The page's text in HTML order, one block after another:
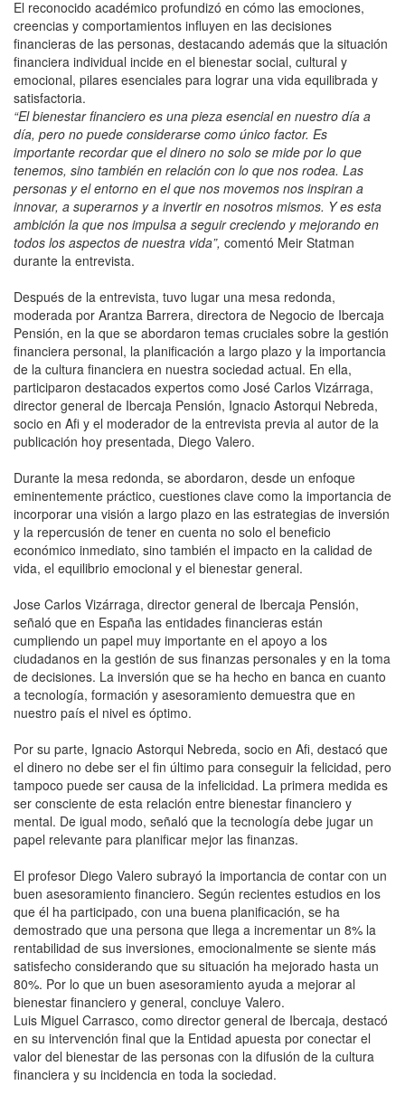
El reconocido académico profundizó en cómo las emociones,
creencias y comportamientos influyen en las decisiones
financieras de las personas, destacando además que la situación
financiera individual incide en el bienestar social, cultural y
emocional, pilares esenciales para lograr una vida equilibrada y
satisfactoria.
“El bienestar financiero es una pieza esencial en nuestro día a
día, pero no puede considerarse como único factor. Es
importante recordar que el dinero no solo se mide por lo que
tenemos, sino también en relación con lo que nos rodea. Las
personas y el entorno en el que nos movemos nos inspiran a
innovar, a superarnos y a invertir en nosotros mismos. Y es esta
ambición la que nos impulsa a seguir creciendo y mejorando en
todos los aspectos de nuestra vida”, comentó Meir Statman
durante la entrevista.
Después de la entrevista, tuvo lugar una mesa redonda,
moderada por Arantza Barrera, directora de Negocio de Ibercaja
Pensión, en la que se abordaron temas cruciales sobre la gestión
financiera personal, la planificación a largo plazo y la importancia
de la cultura financiera en nuestra sociedad actual. En ella,
participaron destacados expertos como José Carlos Vizárraga,
director general de Ibercaja Pensión, Ignacio Astorqui Nebreda,
socio en Afi y el moderador de la entrevista previa al autor de la
publicación hoy presentada, Diego Valero.
Durante la mesa redonda, se abordaron, desde un enfoque
eminentemente práctico, cuestiones clave como la importancia de
incorporar una visión a largo plazo en las estrategias de inversión
y la repercusión de tener en cuenta no solo el beneficio
económico inmediato, sino también el impacto en la calidad de
vida, el equilibrio emocional y el bienestar general.
Jose Carlos Vizárraga, director general de Ibercaja Pensión,
señaló que en España las entidades financieras están
cumpliendo un papel muy importante en el apoyo a los
ciudadanos en la gestión de sus finanzas personales y en la toma
de decisiones. La inversión que se ha hecho en banca en cuanto
a tecnología, formación y asesoramiento demuestra que en
nuestro país el nivel es óptimo.
Por su parte, Ignacio Astorqui Nebreda, socio en Afi, destacó que
el dinero no debe ser el fin último para conseguir la felicidad, pero
tampoco puede ser causa de la infelicidad. La primera medida es
ser consciente de esta relación entre bienestar financiero y
mental. De igual modo, señaló que la tecnología debe jugar un
papel relevante para planificar mejor las finanzas.
El profesor Diego Valero subrayó la importancia de contar con un
buen asesoramiento financiero. Según recientes estudios en los
que él ha participado, con una buena planificación, se ha
demostrado que una persona que llega a incrementar un 8% la
rentabilidad de sus inversiones, emocionalmente se siente más
satisfecho considerando que su situación ha mejorado hasta un
80%. Por lo que un buen asesoramiento ayuda a mejorar al
bienestar financiero y general, concluye Valero.
Luis Miguel Carrasco, como director general de Ibercaja, destacó
en su intervención final que la Entidad apuesta por conectar el
valor del bienestar de las personas con la difusión de la cultura
financiera y su incidencia en toda la sociedad.